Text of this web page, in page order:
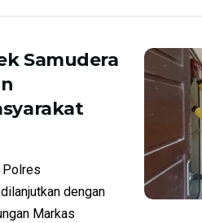
Samudera
Polres
dengan
Markas